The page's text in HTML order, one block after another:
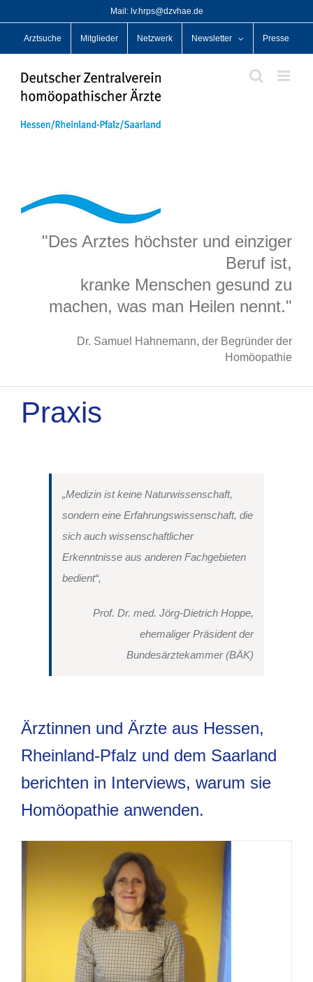
springen
Mail: lv.hrps@dzvhae.de
Arztsuche Mitglieder Netzwerk Newsletter Presse
"Des Arztes höchster und einziger
Beruf ist,
kranke Menschen gesund zu
machen, was man Heilen nennt."
Dr. Samuel Hahnemann, der Begründer der
Homöopathie
Praxis
„Medizin ist keine Naturwissenschaft,
sondern eine Erfahrungswissenschaft, die
sich auch wissenschaftlicher
Erkenntnisse aus anderen Fachgebieten
bedient“,
Prof. Dr. med. Jörg-Dietrich Hoppe,
ehemaliger Präsident der
Bundesärztekammer (BÄK)
Ärztinnen und Ärzte aus Hessen,
Rheinland-Pfalz und dem Saarland
berichten in Interviews, warum sie
Homöopathie anwenden.